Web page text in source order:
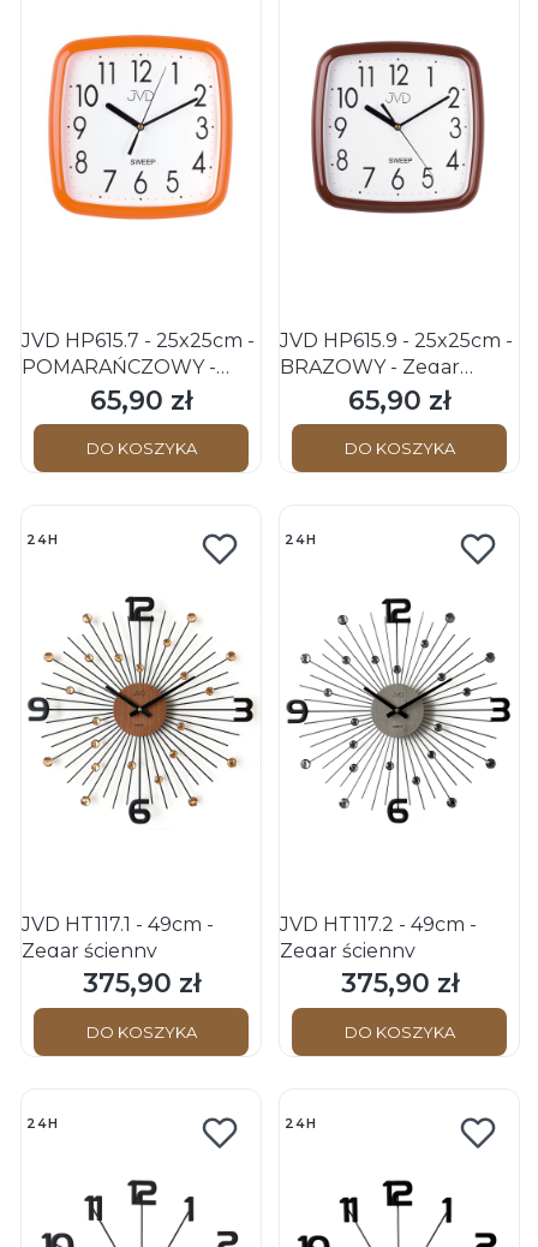
JVD HP615.7 - 25x25cm -
POMARAŃCZOWY -
Zegar ścienny
Cena
65,90 zł
DO KOSZYKA
JVD HP615.9 - 25x25cm -
BRĄZOWY - Zegar
ściennyCena
65,90 zł
DO KOSZYKA
24H
JVD HT117.1 - 49cm -
Zegar ścienny
Cena
375,90 zł
DO KOSZYKA
24H
JVD HT117.2 - 49cm -
Zegar ścienny
Cena
375,90 zł
DO KOSZYKA
24H 24H